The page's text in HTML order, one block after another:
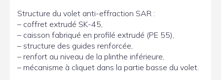
Structure du volet anti-effraction SAR :
– coffret extrudé SK-45,
– caisson fabriqué en profilé extrudé (PE 55),
– structure des guides renforcée,
– renfort au niveau de la plinthe inférieure,
– mécanisme à cliquet dans la partie basse du volet.